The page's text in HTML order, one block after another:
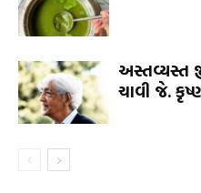
અસ્તવ્યસ્ત
ચાવી જે.